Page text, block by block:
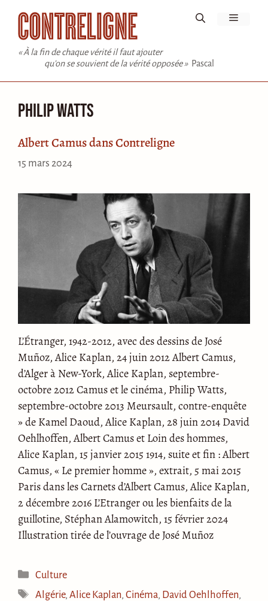
contenu
« À la fin de chaque vérité il faut ajouter
qu'on se souvient de la vérité opposée » Pascal
Menu
Philip Watts
Albert Camus dans Contreligne
15 mars 2024
L’Étranger, 1942-2012, avec des dessins de José
Muñoz, Alice Kaplan, 24 juin 2012 Albert Camus,
d’Alger à New-York, Alice Kaplan, septembre-
octobre 2012 Camus et le cinéma, Philip Watts,
septembre-octobre 2013 Meursault, contre-enquête
» de Kamel Daoud, Alice Kaplan, 28 juin 2014 David
Oehlhoffen, Albert Camus et Loin des hommes,
Alice Kaplan, 15 janvier 2015 1914, suite et fin : Albert
Camus, « Le premier homme », extrait, 5 mai 2015
Paris dans les Carnets d’Albert Camus, Alice Kaplan,
2 décembre 2016 L’Etranger ou les bienfaits de la
guillotine, Stéphan Alamowitch, 15 février 2024
Illustration tirée de l’ouvrage de José Muñoz
Catégories
Culture
Étiquettes
Algérie,Alice Kaplan ,Cinéma David Oehlhoffen